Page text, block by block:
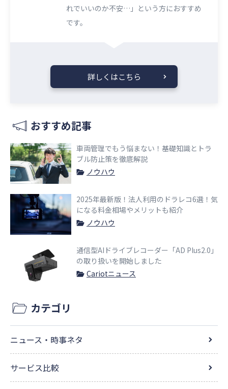
れでいいのか不安…」という方におすすめ
です。
詳しくはこちら
おすすめ記事
車両管理でもう悩まない！基礎知識とトラ
ブル防止策を徹底解説
ノウハウ
2025年最新版！法人利用のドラレコ6選！気
になる料金相場やメリットも紹介
ノウハウ
通信型AIドライブレコーダー「AD Plus2.0」
の取り扱いを開始しました
Cariotニュース
カテゴリ
ニュース・時事ネタ
サービス比較